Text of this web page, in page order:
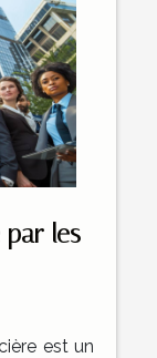
par les
est un